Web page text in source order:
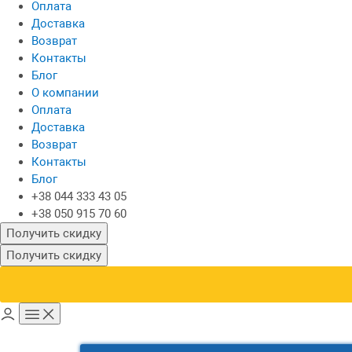
Оплата
Доставка
Возврат
Контакты
Блог
О компании
Оплата
Доставка
Возврат
Контакты
Блог
+38 044 333 43 05
+38 050 915 70 60
Получить скидку
Получить скидку